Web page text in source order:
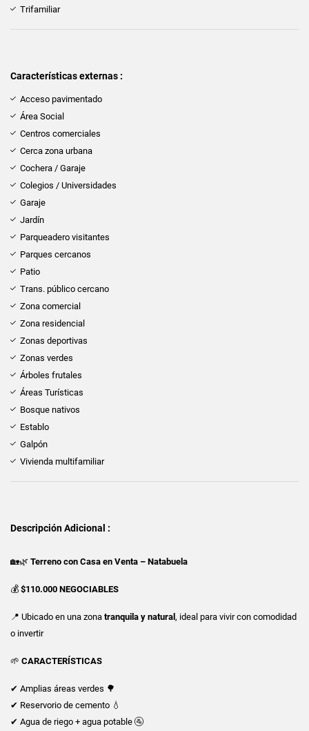
Trifamiliar
Características externas :
Acceso pavimentado
Área Social
Centros comerciales
Cerca zona urbana
Cochera / Garaje
Colegios / Universidades
Garaje
Jardín
Parqueadero visitantes
Parques cercanos
Patio
Trans. público cercano
Zona comercial
Zona residencial
Zonas deportivas
Zonas verdes
Árboles frutales
Áreas Turísticas
Bosque nativos
Establo
Galpón
Vivienda multifamiliar
Descripción Adicional :
🏡🌿 Terreno con Casa en Venta – Natabuela
💰 $110.000 NEGOCIABLES
📍 Ubicado en una zona tranquila y natural , ideal para vivir con comodidad
o invertir
🌱 CARACTERÍSTICAS
✔ Amplias áreas verdes 🌳
✔ Reservorio de cemento 💧
✔ Agua de riego + agua potable 🚰